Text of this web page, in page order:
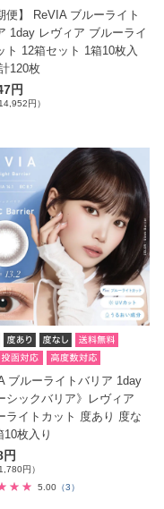
便】 ReVIA ブルーライト
1day レヴィア ブルーライ
ト 12箱セット 1箱10枚入
120枚
円
円）
ブルーライトバリア 1day
シックバリア》レヴィア
ライトカット 度あり 度な
10枚入り
円
円）
5.00 （3）